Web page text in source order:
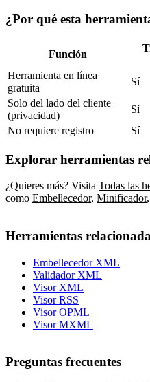
¿Por qué esta
Función
Herramienta en línea
gratuita
Sí
Solo del lado del cliente
(privacidad)
Sí
No requiere registro
Sí
Explorar herramientas
¿Quieres más? Visita Todas las
como Embellecedor, Minificador,
Herramientas
Embellecedor XML
Validador XML
Visor XML
Visor RSS
Visor OPML
Visor MXML
Preguntas frecuentes